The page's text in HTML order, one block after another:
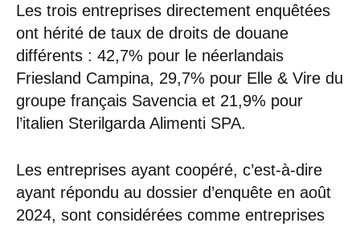
Les trois entreprises directement enquêtées
ont hérité de taux de droits de douane
différents : 42,7% pour le néerlandais
Friesland Campina, 29,7% pour Elle & Vire du
groupe français Savencia et 21,9% pour
l’italien Sterilgarda Alimenti SPA.
Les entreprises ayant coopéré, c’est-à-dire
ayant répondu au dossier d’enquête en août
2024, sont considérées comme entreprises